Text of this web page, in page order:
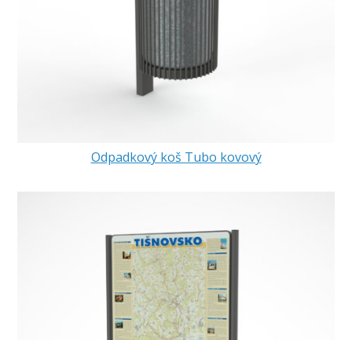
Odpadkový koš Tubo kovový